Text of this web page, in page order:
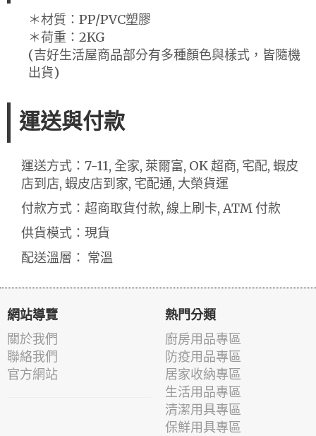
＊材質：PP/PVC塑膠
＊荷重：2KG
(吉好生活屋商品部分有多種顏色與樣式，皆隨機
出貨)
運送與付款
運送方式：7-11, 全家, 萊爾富, OK 超商, 宅配, 蝦皮
店到店, 蝦皮店到家, 宅配通, 大榮貨運
付款方式：超商取貨付款, 線上刷卡, ATM 付款
供貨模式：現貨
配送溫層： 常溫
網站導覽
關於我們
聯絡我們
官方網站
熱門分類
廚房用品專區
防疫用品專區
居家收納專區
生活用品專區
清潔用具專區
保鮮用具專區